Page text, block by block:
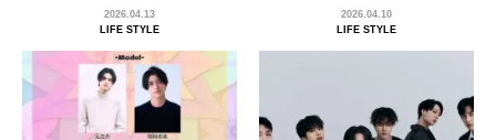
2026.04.13
LIFE STYLE
2026.04.10
LIFE STYLE